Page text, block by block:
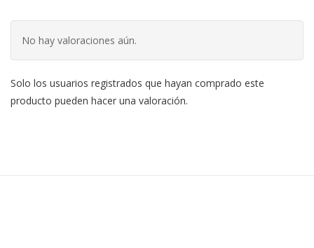
No hay valoraciones aún.
Solo los usuarios registrados que hayan comprado este
producto pueden hacer una valoración.